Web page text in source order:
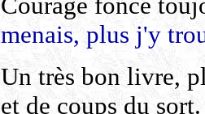
menais, plus j'y
Un très bon livre,
et de coups du sort.